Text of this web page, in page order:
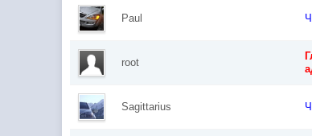
Paul
root
Sagittarius